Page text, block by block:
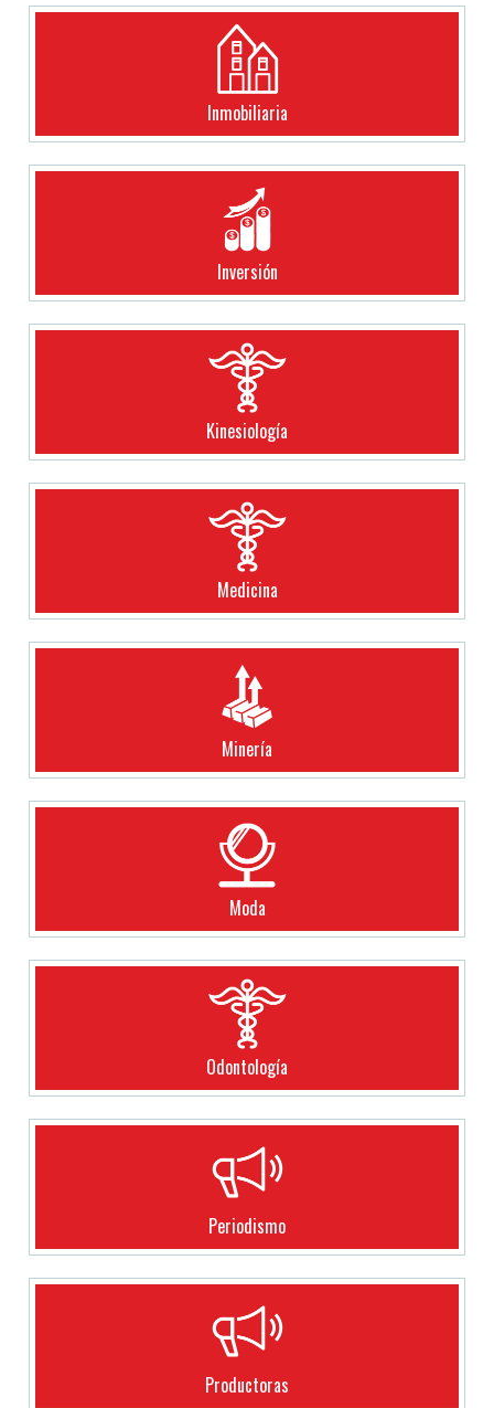
Inmobiliaria
Inversión
Kinesiología
Medicina
Minería
Moda
Odontología
Periodismo
Productoras